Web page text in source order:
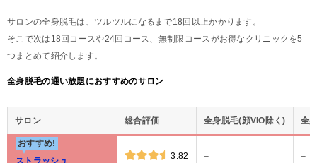
サロンの全身脱毛は、ツルツルになるまで18回以上かかります。
そこで次は18回コースや24回コース、無制限コースがお得なクリニックを5
つまとめて紹介します。
全身脱毛の通い放題におすすめのサロン
サロン 総合評価 全身脱毛(顔VIO除く) 全
おすすめ!
ストラッシュ
3.82 – –